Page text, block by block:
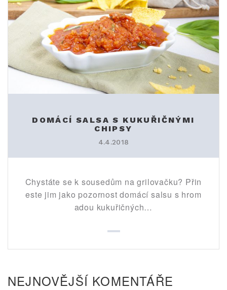
DOMÁCÍ SALSA S KUKUŘIČNÝMI
CHIPSY
4.4.2018
Chystáte se k sousedům na grilovačku? Přin
este jim jako pozornost domácí salsu s hrom
adou kukuřičných…
NEJNOVĚJŠÍ KOMENTÁŘE